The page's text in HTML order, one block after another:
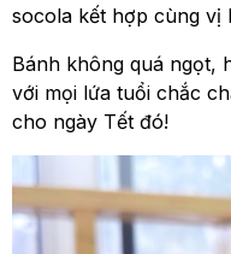
socola kết hợp cùng vị
Bánh không quá ngọt,
với mọi lứa tuổi chắc
cho ngày Tết đó!